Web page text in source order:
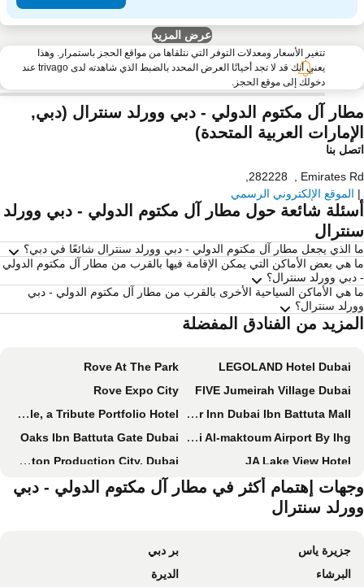
عرض المزيد
تتغير الأسعار ومعدلات التوفر التي نتلقاها من مواقع الحجز باستمرار. وهذا
يعني أنك قد لا تجد أحيانًا العرض المحدد بالضبط الذي شاهدته لدى trivago عند
دخولك إلى موقع الحجز.
آل مكتوم الدولي - دبي وورلد سنترال (دبي,
العربية المتحدة)
بنا
Emirates
,
282228
,
الموقع الإلكتروني الرسمي
شائعة حول مطار آل مكتوم الدولي - دبي وورلد
الذي يجعل مطار آل مكتوم الدولي - دبي وورلد سنترال شائعًا في دبي؟
هي بعض الأماكن التي يمكن الإقامة فيها بالقرب من مطار آل مكتوم الدولي
وورلد سنترال؟
هي الأماكن السياحية الأخرى بالقرب من مطار آل مكتوم الدولي - دبي
سنترال؟
من الفنادق المفضلة
LEGOLAND Hotel Dubai
Rove At The Park
FIVE Jumeirah Village Dubai
Rove Expo City
Premier Inn Dubai Ibn Battuta Mall
The First Collection at Jumeirah Village Circle, a Tribute Portfolio Hotel
Holiday Inn Dubai Al-maktoum Airport By Ihg
Oaks Ibn Battuta Gate Dubai
JA Lake View Hotel
Four Points by Sheraton Production City, Dubai
JOIN INN HOTEL Jebel Ali, Dubai - Formerly easyHotel Jebel Ali
Mövenpick Hotel Jumeirah Village Triangle
Staybridge Suites Dubai Al-maktoum Airport By Ihg
بريمير إن مجمع دبي للاستثمار
Ecos Dubai Hotel at Al Furjan
Delta Hotels, Dubai Investment Park
Avani Ibn Battuta Dubai Hotel
إهتمام أكثر في مطار آل مكتوم الدولي - دبي
سنترال
جزيرة ياس
بر دبي
البرشاء
الديرة